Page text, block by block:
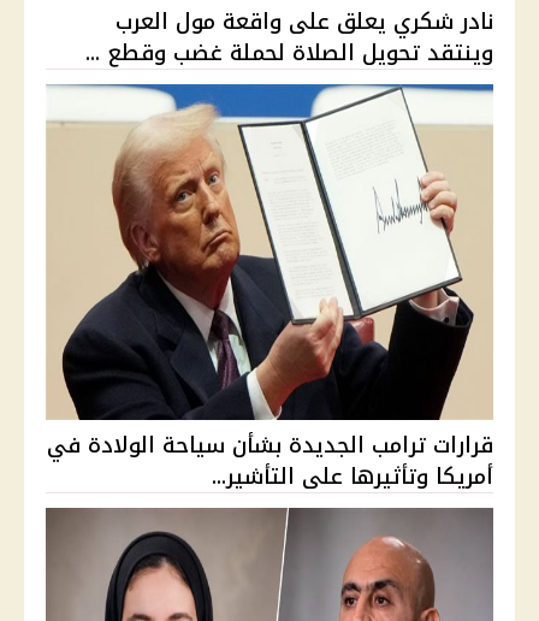
نادر شكري يعلق على واقعة مول العرب
وينتقد تحويل الصلاة لحملة غضب وقطع ...
قرارات ترامب الجديدة بشأن سياحة الولادة في
أمريكا وتأثيرها على التأشير...